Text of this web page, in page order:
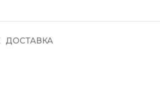
ДОСТАВКА